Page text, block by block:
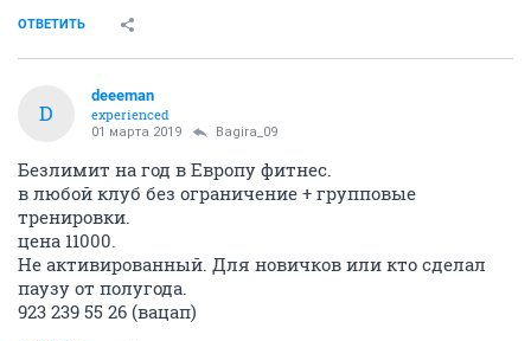
ОТВЕТИТЬ
D
deeeman
experienced
01 марта 2019 Bagira_09
Безлимит на год в Европу фитнес.
в любой клуб без ограничение + групповые
тренировки.
цена 11000.
Не активированный. Для новичков или кто сделал
паузу от полугода.
923 239 55 26 (вацап)